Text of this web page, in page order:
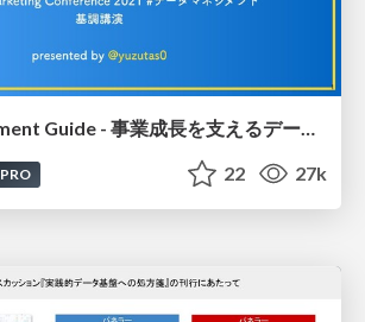
Data Management Guide - 事業成長を支えるデータ基盤のDev&Ops #TechMar / 20211210
PRO 22 27k